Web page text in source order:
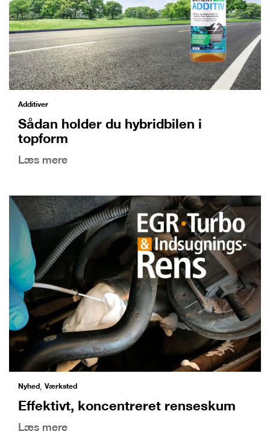
Additiver
Sådan holder du hybridbilen i
topform
Læs mere
Nyhed, Værksted
Effektivt, koncentreret renseskum
Læs mere